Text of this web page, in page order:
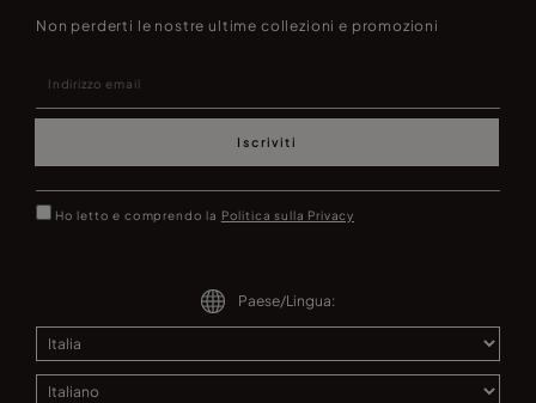
Non perderti le nostre ultime collezioni e promozioni
Iscriviti
Ho letto e comprendo la Politica sulla Privacy
Paese/Lingua: